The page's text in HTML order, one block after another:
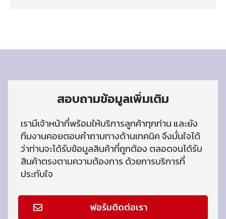
สอบถามข้อมูลเพิ่มเติม
เรามีเจ้าหน้าที่พร้อมให้บริการลูกค้าทุกท่าน และยัง
ทีมงานคอยตอบคำถามทางด้านเทคนิค จึงมั่นใจได้
ว่าท่านจะได้รับข้อมูลสินค้าที่ถูกต้อง ตลอดจนได้รับ
สินค้าตรงตามความต้องการ ด้วยการบริการที่
ประทับใจ
ฟอร์มติดต่อเรา